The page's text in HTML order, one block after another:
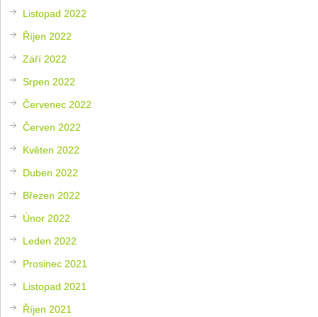
Listopad 2022
Říjen 2022
Září 2022
Srpen 2022
Červenec 2022
Červen 2022
Květen 2022
Duben 2022
Březen 2022
Únor 2022
Leden 2022
Prosinec 2021
Listopad 2021
Říjen 2021